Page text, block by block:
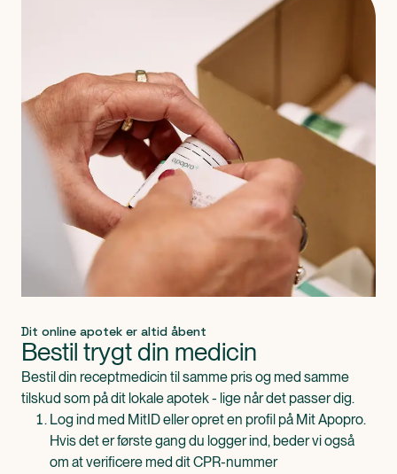
Dit online apotek er altid åbent
Bestil trygt din medicin
Bestil din receptmedicin til samme pris og med samme
tilskud som på dit lokale apotek - lige når det passer dig.
Log ind med MitID eller opret en profil på Mit Apopro.
Hvis det er første gang du logger ind, beder vi også
om at verificere med dit CPR-nummer